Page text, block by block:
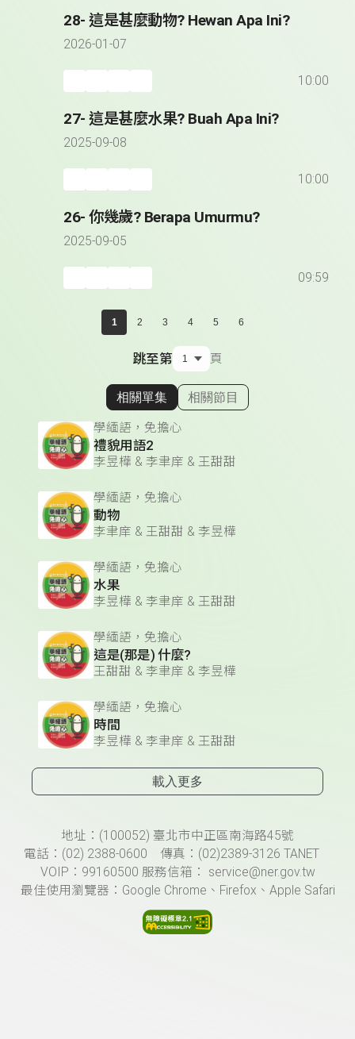
28- 這是甚麼動物? Hewan Apa Ini?
2026-01-07
10:00
27- 這是甚麼水果? Buah Apa Ini?
2025-09-08
10:00
26- 你幾歲? Berapa Umurmu?
2025-09-05
09:59
1 2 3 4 5 6
跳至第 頁
顯示相關單集
相關單集 相關節目
學緬語，免擔心
禮貌用語2
李昱樺 & 李聿庠 & 王甜甜
學緬語，免擔心
動物
李聿庠 & 王甜甜 & 李昱樺
學緬語，免擔心
水果
李昱樺 & 李聿庠 & 王甜甜
學緬語，免擔心
這是(那是) 什麼?
王甜甜 & 李聿庠 & 李昱樺
學緬語，免擔心
時間
李昱樺 & 李聿庠 & 王甜甜
載入更多
頁尾資訊地址：(100052) 臺北市中正區南海路45號
電話：(02) 2388-0600 傳真：(02)2389-3126 TANET
VOIP：99160500 服務信箱： service@ner.gov.tw
最佳使用瀏覽器：Google Chrome、Firefox、Apple Safari